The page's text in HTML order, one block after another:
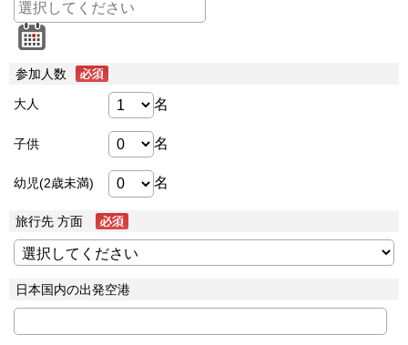
参加人数
大人 名
子供 名
幼児(2歳未満) 名
旅行先 方面
日本国内の出発空港